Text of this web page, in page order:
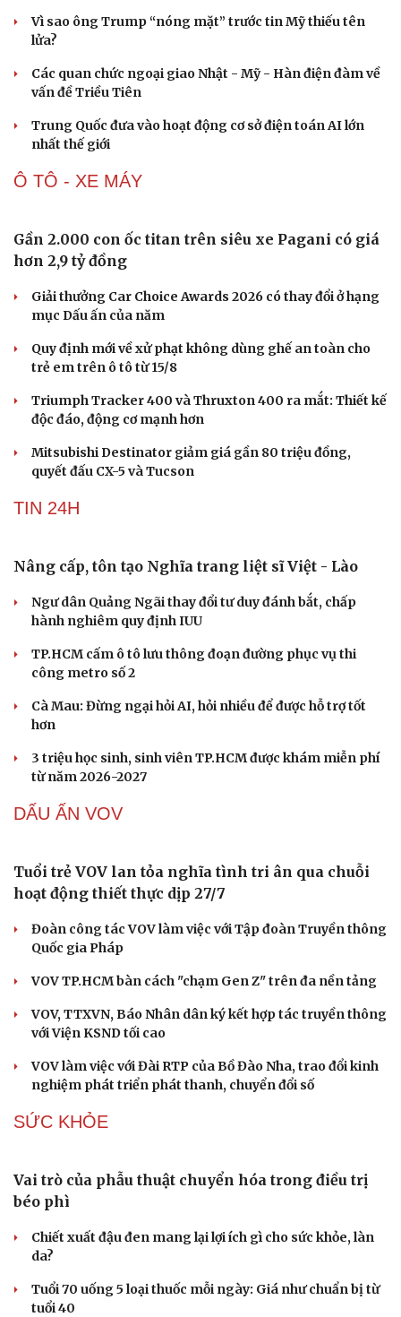
Du lịch
Săn Tour
check-in
Podcast
Đọc truyện đêm khuya
Kể chuyện cho bé
Hạt giống tâm hồn
Vì sao ông Trump “nóng mặt” trước tin Mỹ thiếu tên
lửa?
Các quan chức ngoại giao Nhật - Mỹ - Hàn điện đàm về
vấn đề Triều Tiên
Trung Quốc đưa vào hoạt động cơ sở điện toán AI lớn
nhất thế giới
Ô TÔ - XE MÁY
Gần 2.000 con ốc titan trên siêu xe Pagani có giá
hơn 2,9 tỷ đồng
Giải thưởng Car Choice Awards 2026 có thay đổi ở hạng
mục Dấu ấn của năm
Quy định mới về xử phạt không dùng ghế an toàn cho
trẻ em trên ô tô từ 15/8
Triumph Tracker 400 và Thruxton 400 ra mắt: Thiết kế
độc đáo, động cơ mạnh hơn
Mitsubishi Destinator giảm giá gần 80 triệu đồng,
quyết đấu CX-5 và Tucson
TIN 24H
Nâng cấp, tôn tạo Nghĩa trang liệt sĩ Việt - Lào
Ngư dân Quảng Ngãi thay đổi tư duy đánh bắt, chấp
hành nghiêm quy định IUU
TP.HCM cấm ô tô lưu thông đoạn đường phục vụ thi
công metro số 2
Cà Mau: Đừng ngại hỏi AI, hỏi nhiều để được hỗ trợ tốt
hơn
3 triệu học sinh, sinh viên TP.HCM được khám miễn phí
từ năm 2026-2027
DẤU ẤN VOV
Tuổi trẻ VOV lan tỏa nghĩa tình tri ân qua chuỗi
hoạt động thiết thực dịp 27/7
Đoàn công tác VOV làm việc với Tập đoàn Truyền thông
Quốc gia Pháp
VOV TP.HCM bàn cách "chạm Gen Z" trên đa nền tảng
VOV, TTXVN, Báo Nhân dân ký kết hợp tác truyền thông
với Viện KSND tối cao
VOV làm việc với Đài RTP của Bồ Đào Nha, trao đổi kinh
nghiệm phát triển phát thanh, chuyển đổi số
SỨC KHỎE
Vai trò của phẫu thuật chuyển hóa trong điều trị
béo phì
Chiết xuất đậu đen mang lại lợi ích gì cho sức khỏe, làn
da?
Tuổi 70 uống 5 loại thuốc mỗi ngày: Giá như chuẩn bị từ
tuổi 40